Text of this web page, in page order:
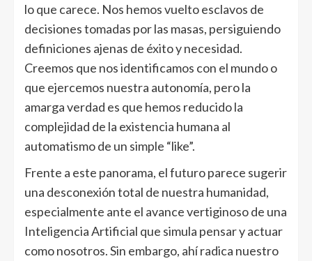
lo que carece. Nos hemos vuelto esclavos de
decisiones tomadas por las masas, persiguiendo
definiciones ajenas de éxito y necesidad.
Creemos que nos identificamos con el mundo o
que ejercemos nuestra autonomía, pero la
amarga verdad es que hemos reducido la
complejidad de la existencia humana al
automatismo de un simple “like”.
Frente a este panorama, el futuro parece sugerir
una desconexión total de nuestra humanidad,
especialmente ante el avance vertiginoso de una
Inteligencia Artificial que simula pensar y actuar
como nosotros. Sin embargo, ahí radica nuestro